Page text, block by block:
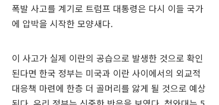
폭발 사고를 계기로 트럼프 대통령은 다시 이들 국가
에 압박을 시작한 모양새다.
이 사고가 실제 이란의 공습으로 발생한 것으로 확인
된다면 한국 정부는 미국과 이란 사이에서의 외교적
대응책 마련에 한층 더 골머리를 앓게 될 것으로 예상